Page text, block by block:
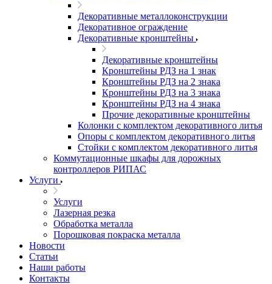
Декоративные металлоконструкции
Декоративное ограждение
Декоративные кронштейны
Декоративные кронштейны
Кронштейны РДЗ на 1 знак
Кронштейны РДЗ на 2 знака
Кронштейны РДЗ на 3 знака
Кронштейны РДЗ на 4 знака
Прочие декоративные кронштейны
Колонки с комплектом декоративного литья
Опоры с комплектом декоративного литья
Стойки с комплектом декоративного литья
Коммутационные шкафы для дорожных
контроллеров РИПАС
Услуги
Услуги
Лазерная резка
Обработка металла
Порошковая покраска металла
Новости
Статьи
Наши работы
Контакты